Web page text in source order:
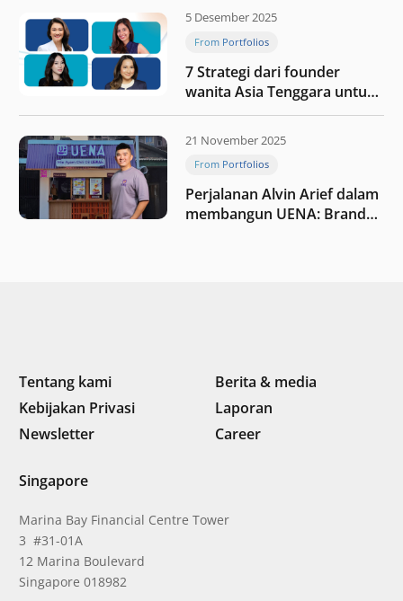
5 Desember 2025
From Portfolios
7 Strategi dari founder
wanita Asia Tenggara untuk
tetap relevan di tengah
perubahan dunia
perdagangan
21 November 2025
From Portfolios
Perjalanan Alvin Arief dalam
membangun UENA : Brand
Tentang kami
Berita & media
Kebijakan Privasi
Laporan
Newsletter
Career
Singapore
Marina Bay Financial Centre Tower
3 #31-01A
12 Marina Boulevard
Singapore 018982